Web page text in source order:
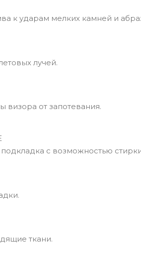
к ударам мелких камней и
лучей.
визора от запотевания.
с возможностью
ткани.